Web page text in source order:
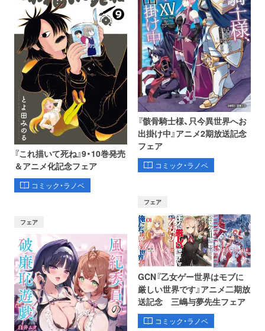
『これ描いて死ね』9・10巻発売
＆アニメ化記念フェア
コミック・ラノベ
『骸骨騎士様、只今異世界へお
出掛け中』アニメ2期放送記念
フェア
コミック・ラノベ
フェア
フェア
GCN『乙女ゲー世界はモブに
厳しい世界です』アニメ二期放
送記念 三嶋与夢先生フェア
コミック・ラノベ